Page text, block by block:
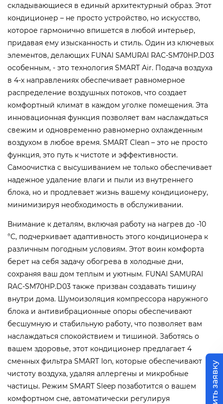
складывающиеся в единый архитектурный образ. Этот
кондиционер – не просто устройство, но искусство,
которое гармонично впишется в любой интерьер,
придавая ему изысканность и стиль. Один из ключевых
элементов, делающих FUNAI SAMURAI RAC-SM70HP.D03
особенным, - это технология SMART Air. Подача воздуха
в 4-х направлениях обеспечивает равномерное
распределение воздушных потоков, что создает
комфортный климат в каждом уголке помещения. Эта
инновационная функция позволяет вам наслаждаться
свежим и одновременно равномерно охлажденным
воздухом в любое время. SMART Clean – это не просто
функция, это путь к чистоте и эффективности.
Самоочистка с высушиванием не только обеспечивает
надежное удаление влаги и пыли из внутреннего
блока, но и продлевает жизнь вашему кондиционеру,
минимизируя необходимость в обслуживании.
Внимание к деталям, включая работу на нагрев до -10
°C, подчеркивает адаптивность этого кондиционера к
различным погодным условиям. Этот воин комфорта
берет на себя задачу обогрева в холодные дни,
сохраняя ваш дом теплым и уютным. FUNAI SAMURAI
RAC-SM70HP.D03 также призван создавать тишину
внутри дома. Шумоизоляция компрессора наружного
блока и антивибрационные опоры обеспечивают
бесшумную и стабильную работу, что позволяет вам
наслаждаться спокойствием и тишиной. Заботясь о
вашем здоровье, этот кондиционер предлагает 4
сменных фильтра SMART Ion, которые обеспечивают
чистоту воздуха, удаляя аллергены и микробные
частицы. Режим SMART Sleep позаботится о вашем
комфортном сне, автоматически регулируя